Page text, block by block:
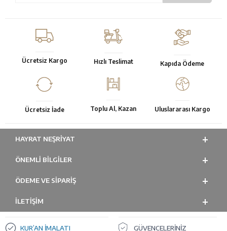
Ücretsiz Kargo Hızlı Teslimat Kapıda Ödeme
Ücretsiz İade Toplu Al, Kazan Uluslararası Kargo
HAYRAT NEŞRIYAT
ÖNEMLI BILGILER
ÖDEME VE SİPARİŞ
İLETİŞİM
KUR’AN İMALATI GÜVENCELERİNİZ